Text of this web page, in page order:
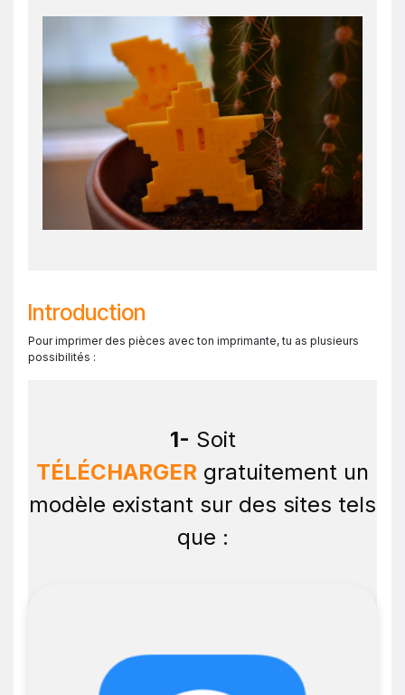
Introduction
Pour imprimer des pièces avec ton imprimante, tu as plusieurs
possibilités :
1- Soit
TÉLÉCHARGER gratuitement un
modèle existant sur des sites tels
que :